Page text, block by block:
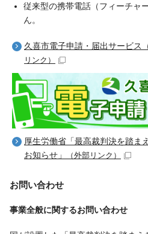
従来型の携帯電話（フィーチャ
ん。
久喜市電子申請・届出サービス
リンク）
厚生労働省「最高裁判決を踏ま
お知らせ」
（外部リンク）
お問い合わせ
事業全般に関するお問い合わせ